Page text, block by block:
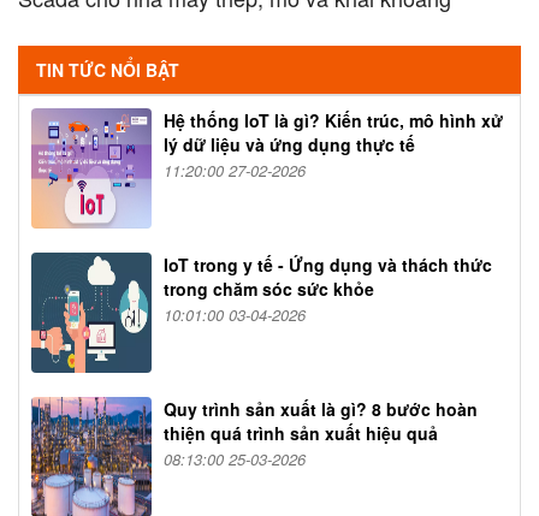
TIN TỨC NỔI BẬT
Hệ thống IoT là gì? Kiến trúc, mô hình xử
lý dữ liệu và ứng dụng thực tế
11:20:00 27-02-2026
IoT trong y tế - Ứng dụng và thách thức
trong chăm sóc sức khỏe
10:01:00 03-04-2026
Quy trình sản xuất là gì? 8 bước hoàn
thiện quá trình sản xuất hiệu quả
08:13:00 25-03-2026